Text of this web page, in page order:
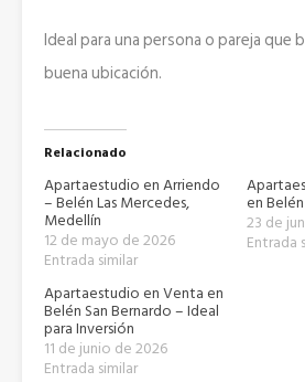
Ideal para una persona o pareja que
buena ubicación.
Relacionado
Apartaestudio en Arriendo
– Belén Las Mercedes,
Medellín
12 de mayo de 2026
Entrada similar
en
23 de
Entrada
Apartaestudio en Venta en
Belén San Bernardo – Ideal
para Inversión
11 de junio de 2026
Entrada similar